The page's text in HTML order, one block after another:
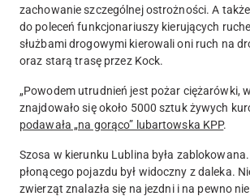
zachowanie szczególnej ostrożności. A
do poleceń funkcjonariuszy kierujących
służbami drogowymi kierowali oni ruch na
oraz starą trasę przez Kock.
„Powodem utrudnień jest pożar ciężarówki,
znajdowało się około 5000 sztuk żywych
podawała „na gorąco” lubartowska KPP.
Szosa w kierunku Lublina była
płonącego pojazdu był widoczny z daleka.
zwierząt znalazła się na jezdni i na pewno